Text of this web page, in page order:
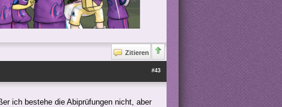
Zitieren
#43
ich bestehe die Abiprüfungen nicht, aber